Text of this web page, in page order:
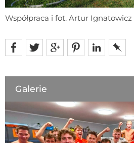
Współpraca i fot. Artur Ignatowicz
Galerie